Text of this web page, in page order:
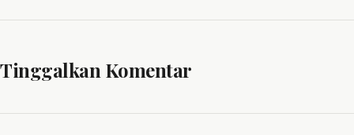
Tinggalkan Komentar